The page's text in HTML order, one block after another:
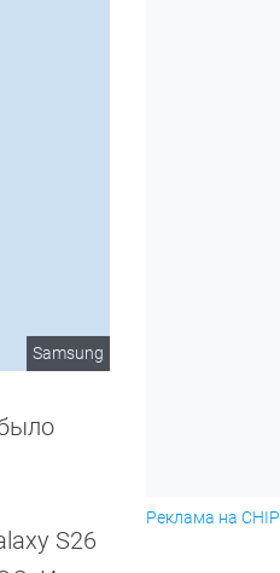
Samsung
S26
Реклама на CHIP